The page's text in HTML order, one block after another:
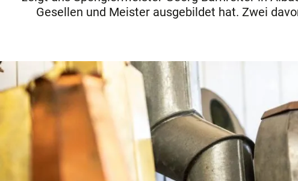
Gesellen und Meister ausgebildet hat. Zwei